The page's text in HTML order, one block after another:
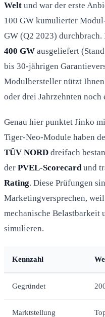
Welt und war der erste
100 GW kumulierter
GW (Q2 2023)
400 GW ausgeliefert
bis 30-jährigen
Modulhersteller nützt
oder drei Jahrzehnten noch
Genau hier punktet Jinko
Tiger-Neo-Module haben
TÜV NORD dreifach
der PVEL-Scorecard und
Rating. Diese Prüfungen
Marketingversprechen,
mechanische Belastbarkeit
simulieren.
Kennzahl
Gegründet
Marktstellung